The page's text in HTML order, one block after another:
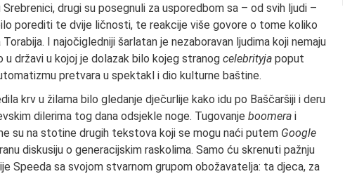
drugi su posegnuli za usporedbom sa – od svih ljudi –
porediti te dvije ličnosti, te reakcije više govore o tome koliko
I najočigledniji šarlatan je nezaboravan ljudima koji nemaju
državi u kojoj je dolazak bilo kojeg stranog celebrityja poput
pretvara u spektakl i dio kulturne baštine.
krv u žilama bilo gledanje dječurlije kako idu po Baščaršiji i deru
dilerima tog dana odsjekle noge. Tugovanje boomera i
su na stotine drugih tekstova koji se mogu naći putem Google
diskusiju o generacijskim raskolima. Samo ću skrenuti pažnju
Speeda sa svojom stvarnom grupom obožavatelja: ta djeca, za